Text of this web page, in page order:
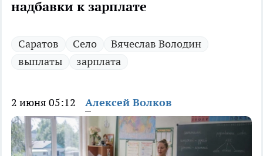
надбавки к зарплате
Саратов Село
Вячеслав Володин
выплаты
зарплата
2 июня 05:12 Алексей Волков